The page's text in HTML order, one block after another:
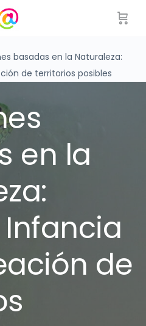
basadas en la Naturaleza:
de territorios posibles
en la
de